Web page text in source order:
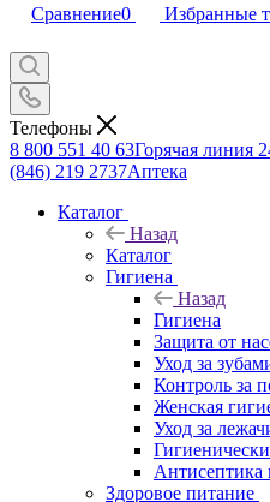
Сравнение0 Избранные
Телефоны
8 800 551 40 63Горячая линия
(846) 219 2737Аптека
Каталог
Назад
Каталог
Гигиена
Назад
Гигиена
Защита от
Уход за
Контроль за
Женская
Уход за
Антисептика
Здоровое питание